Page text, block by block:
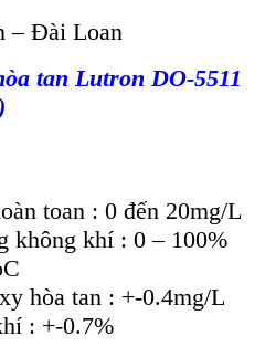
– Đài Loan
tan Lutron DO-5511
toan : 0 đến 20mg/L
không khí : 0 – 100%
hòa tan : +-0.4mg/L
: +-0.7%